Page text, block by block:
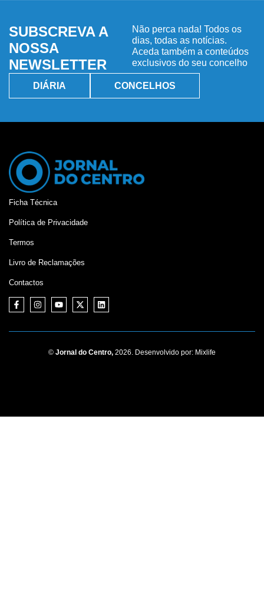
SUBSCREVA A
NOSSA
NEWSLETTER
Não perca nada! Todos os
dias, todas as notícias.
Aceda também a conteúdos
exclusivos do seu concelho
DIÁRIA CONCELHOS
Ficha Técnica
Política de Privacidade
Termos
Livro de Reclamações
Contactos
© Jornal do Centro, 2026. Desenvolvido por: Mixlife